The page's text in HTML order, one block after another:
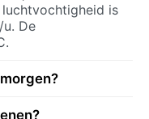
is
De